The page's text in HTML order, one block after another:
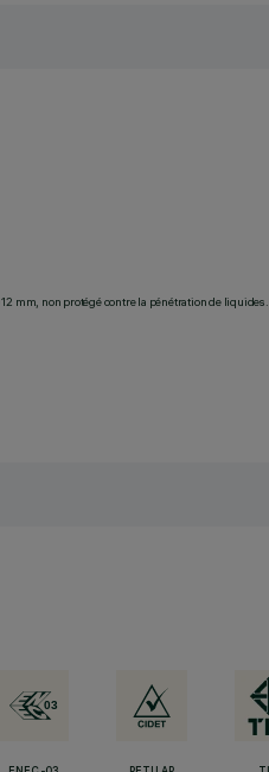
mm, non protégé contre la pénétration de liquides.